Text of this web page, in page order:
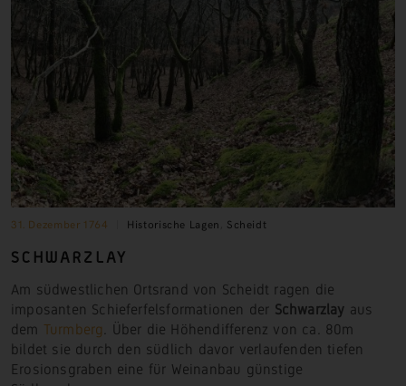
31. Dezember 1764 Historische Lagen Scheidt
SCHWARZLAY
Am südwestlichen Ortsrand von Scheidt ragen die
imposanten Schieferfelsformationen der Schwarzlay aus
dem Turmberg. Über die Höhendifferenz von ca. 80m
bildet sie durch den südlich davor verlaufenden tiefen
Erosionsgraben eine für Weinanbau günstige